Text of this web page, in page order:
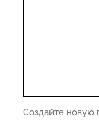
Создайте новую